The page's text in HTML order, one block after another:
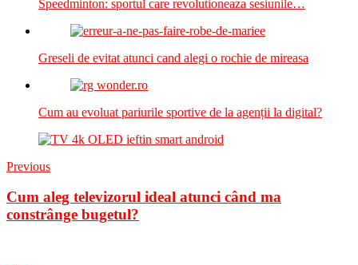
Speedminton: sportul care revolutioneaza sesiunile…
Greseli de evitat atunci cand alegi o rochie de mireasa
Cum au evoluat pariurile sportive de la agenții la digital?
Previous
Cum aleg televizorul ideal atunci când ma
constrânge bugetul?